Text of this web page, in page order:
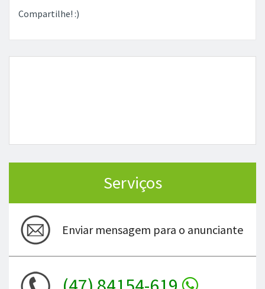
Compartilhe! :)
Serviços
Enviar mensagem para o anunciante